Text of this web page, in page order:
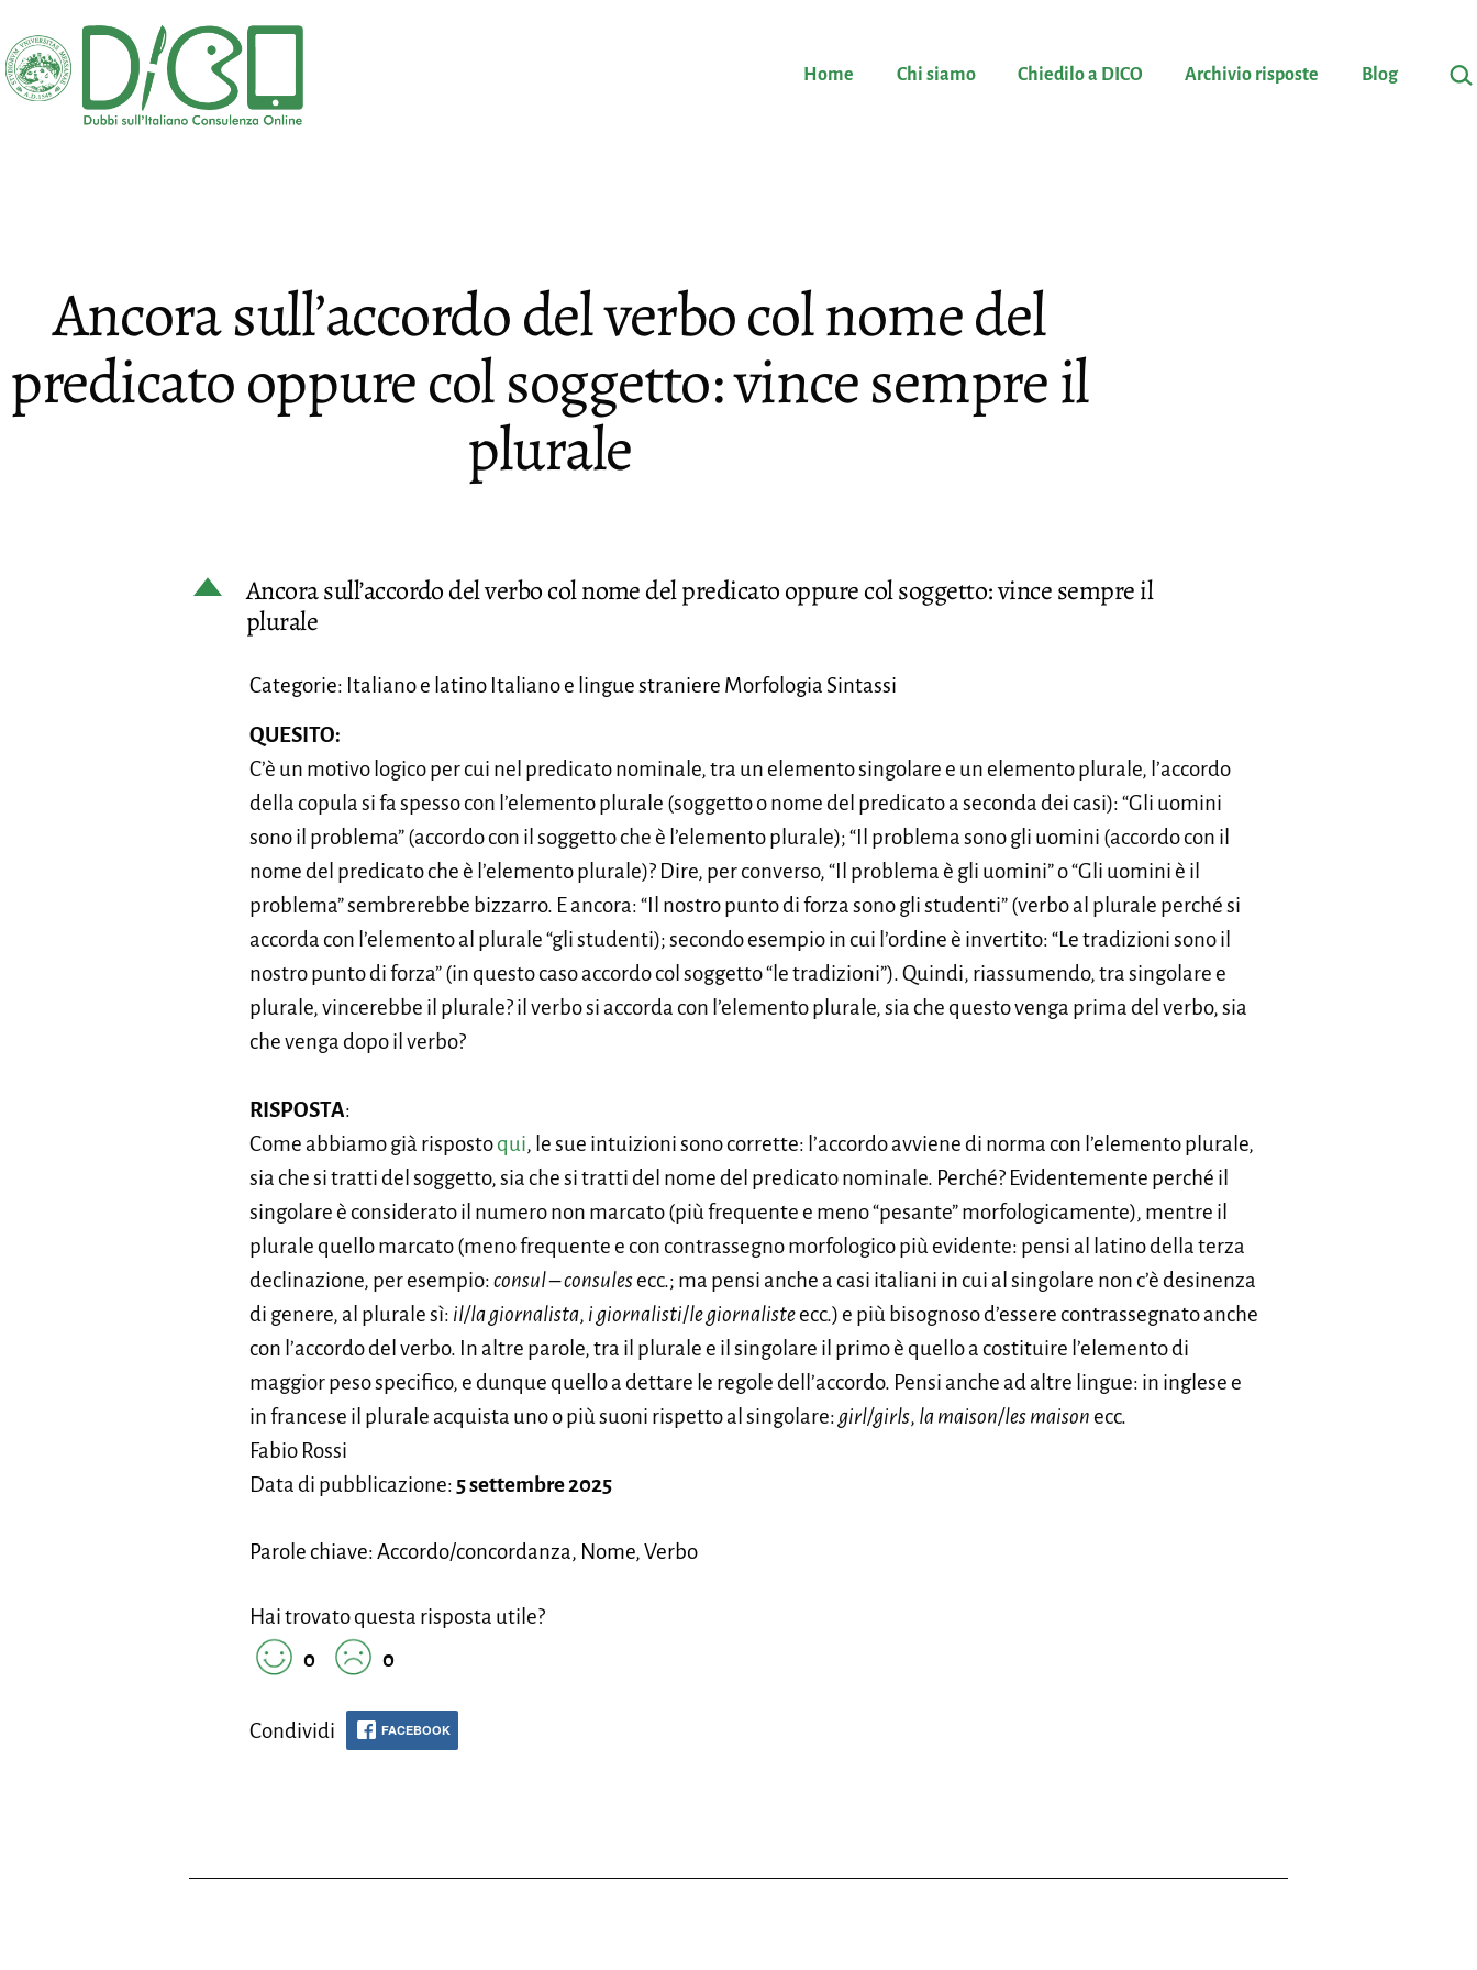
al
contenuto
Online
Home Chi siamo Chiedilo a DICO Archivio risposte Blog
Ancora sull’accordo del verbo col nome del
predicato oppure col soggetto: vince sempre il
plurale
D
Ancora sull’accordo del verbo col nome del predicato oppure col soggetto: vince sempre il
plurale
Categorie: Italiano e latino Italiano e lingue straniere Morfologia Sintassi
QUESITO:
C’è un motivo logico per cui nel predicato nominale, tra un elemento singolare e un elemento plurale, l’accordo
della copula si fa spesso con l’elemento plurale (soggetto o nome del predicato a seconda dei casi): “Gli uomini
sono il problema” (accordo con il soggetto che è l’elemento plurale); “Il problema sono gli uomini (accordo con il
nome del predicato che è l’elemento plurale)? Dire, per converso, “Il problema è gli uomini” o “Gli uomini è il
problema” sembrerebbe bizzarro. E ancora: “Il nostro punto di forza sono gli studenti” (verbo al plurale perché si
accorda con l’elemento al plurale “gli studenti); secondo esempio in cui l’ordine è invertito: “Le tradizioni sono il
nostro punto di forza” (in questo caso accordo col soggetto “le tradizioni”). Quindi, riassumendo, tra singolare e
plurale, vincerebbe il plurale? il verbo si accorda con l’elemento plurale, sia che questo venga prima del verbo, sia
che venga dopo il verbo?
RISPOSTA:
Come abbiamo già rispostoqui, le sue intuizioni sono corrette: l’accordo avviene di norma con l’elemento plurale,
sia che si tratti del soggetto, sia che si tratti del nome del predicato nominale. Perché? Evidentemente perché il
singolare è considerato il numero non marcato (più frequente e meno “pesante” morfologicamente), mentre il
plurale quello marcato (meno frequente e con contrassegno morfologico più evidente: pensi al latino della terza
declinazione, per esempio:consul – consulesecc.; ma pensi anche a casi italiani in cui al singolare non c’è desinenza
di genere, al plurale sì: il/la giornalista, i giornalisti/le giornalisteecc.) e più bisognoso d’essere contrassegnato anche
con l’accordo del verbo. In altre parole, tra il plurale e il singolare il primo è quello a costituire l’elemento di
maggior peso specifico, e dunque quello a dettare le regole dell’accordo. Pensi anche ad altre lingue: in inglese e
in francese il plurale acquista uno o più suoni rispetto al singolare: girl/girls, la maison/les maisonecc.
Fabio Rossi
Data di pubblicazione: 5 settembre 2025
Parole chiave: Accordo/concordanza, Nome, Verbo
Hai trovato questa risposta utile?
0
0
Condividi FACEBOOK